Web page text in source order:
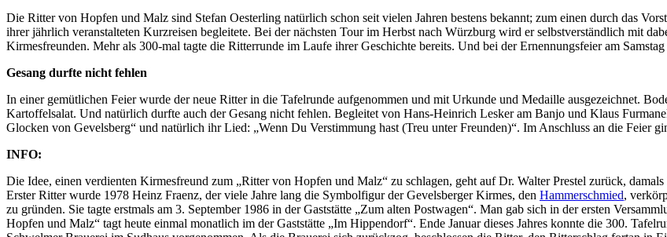
Die Ritter von Hopfen und Malz sind Stefan Oesterling natürlich schon seit vielen Jahren bestens bekannt; zum einen durch das
ihrer jährlich veranstalteten Kurzreisen begleitete. Bei der nächsten Tour im Herbst nach Würzburg wird er selbstverständlich mit
Kirmesfreunden. Mehr als 300-mal tagte die Ritterrunde im Laufe ihrer Geschichte bereits. Und bei der Ernennungsfeier am
Gesang durfte nicht fehlen
In einer gemütlichen Feier wurde der neue Ritter in die Tafelrunde aufgenommen und mit Urkunde und Medaille ausgezeichnet.
Kartoffelsalat. Und natürlich durfte auch der Gesang nicht fehlen. Begleitet von Hans-Heinrich Lesker am Banjo und Klaus
Glocken von Gevelsberg“ und natürlich ihr Lied: „Wenn Du Verstimmung hast (Treu unter Freunden)“. Im Anschluss an die Feier
INFO:
Die Idee, einen verdienten Kirmesfreund zum „Ritter von Hopfen und Malz“ zu schlagen, geht auf Dr. Walter Prestel zurück,
Erster Ritter wurde 1978 Heinz Fraenz, der viele Jahre lang die Symbolfigur der Gevelsberger Kirmes, den Hammerschmied,
zu gründen. Sie tagte erstmals am 3. September 1986 in der Gaststätte „Zum alten Postwagen“. Man gab sich in der ersten
Hopfen und Malz“ tagt heute einmal monatlich im der Gaststätte „Im Hippendorf“. Ende Januar dieses Jahres konnte die 300.